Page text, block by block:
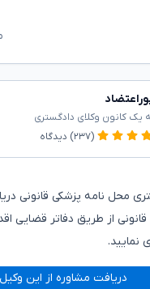
یک کانون وکلای دادگستری
(۲۳۷) دیدگاه
محل نامه پزشکی قانونی
از طریق دفاتر قضایی
دریافت مشاوره از این وکیل